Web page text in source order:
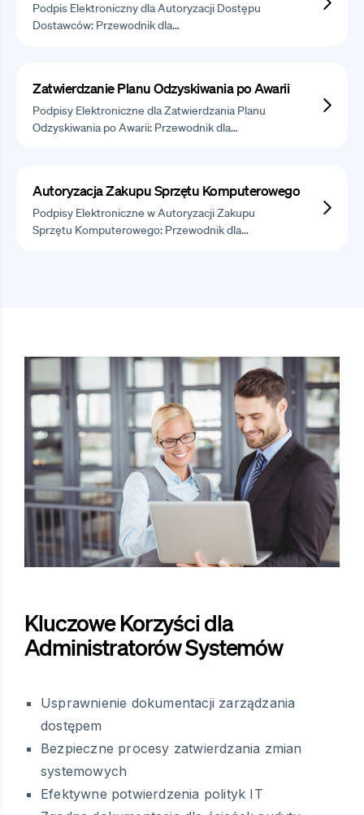
Podpis Elektroniczny dla Autoryzacji Dostępu
Dostawców: Przewodnik dla…
Zatwierdzanie Planu Odzyskiwania po Awarii
Podpisy Elektroniczne dla Zatwierdzania Planu
Odzyskiwania po Awarii: Przewodnik dla…
Autoryzacja Zakupu Sprzętu Komputerowego
Podpisy Elektroniczne w Autoryzacji Zakupu
Sprzętu Komputerowego: Przewodnik dla…
Kluczowe Korzyści dla
Administratorów Systemów
Usprawnienie dokumentacji zarządzania
dostępem
Bezpieczne procesy zatwierdzania zmian
systemowych
Efektywne potwierdzenia polityk IT